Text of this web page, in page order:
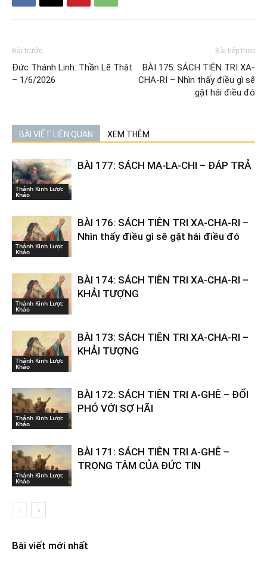
Bài trước
Đức Thánh Linh: Thần Lẽ Thật
– 1/6/2026
Bài tiếp theo
BÀI 175: SÁCH TIÊN TRI XA-
CHA-RI – Nhìn thấy điều gì sẽ
gặt hái điều đó
BÀI VIẾT LIÊN QUAN XEM THÊM
Thánh Kinh Lược
Khảo
BÀI 177: SÁCH MA-LA-CHI – ĐÁP TRẢ
Thánh Kinh Lược
Khảo
BÀI 176: SÁCH TIÊN TRI XA-CHA-RI –
Nhìn thấy điều gì sẽ gặt hái điều đó
Thánh Kinh Lược
Khảo
BÀI 174: SÁCH TIÊN TRI XA-CHA-RI –
KHẢI TƯỢNG
Thánh Kinh Lược
Khảo
BÀI 173: SÁCH TIÊN TRI XA-CHA-RI –
KHẢI TƯỢNG
Thánh Kinh Lược
Khảo
BÀI 172: SÁCH TIÊN TRI A-GHÊ – ĐỐI
PHÓ VỚI SỢ HÃI
Thánh Kinh Lược
Khảo
BÀI 171: SÁCH TIÊN TRI A-GHÊ –
TRỌNG TÂM CỦA ĐỨC TIN
Bài viết mới nhất